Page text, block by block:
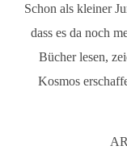
Schon als kleiner
dass es da noch
Bücher lesen,
Kosmos